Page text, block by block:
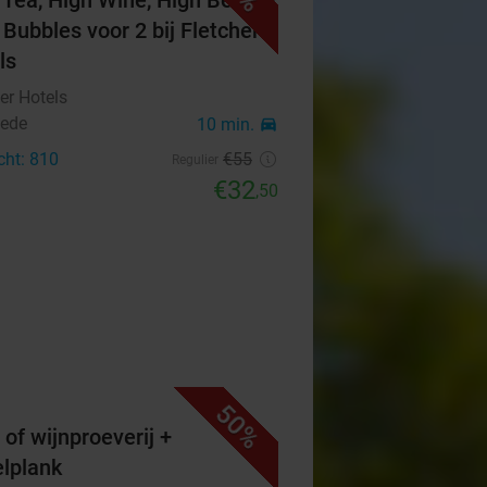
voor 2 bij Fletcher
Hotels
10 min. directions_car
810 €55
€32,50
50%
of wijnproeverij +